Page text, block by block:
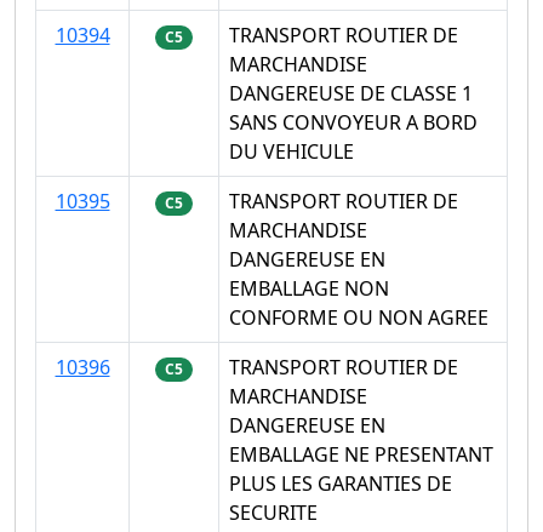
10394
C5
TRANSPORT ROUTIER DE
MARCHANDISE
DANGEREUSE DE CLASSE 1
SANS CONVOYEUR A BORD
DU VEHICULE
10395
C5
TRANSPORT ROUTIER DE
MARCHANDISE
DANGEREUSE EN
EMBALLAGE NON
CONFORME OU NON AGREE
10396
C5
TRANSPORT ROUTIER DE
MARCHANDISE
DANGEREUSE EN
EMBALLAGE NE PRESENTANT
PLUS LES GARANTIES DE
SECURITE